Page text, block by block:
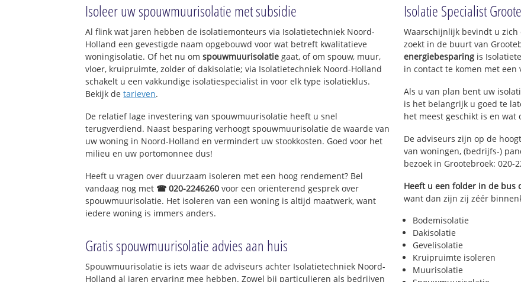
Lutjebroek
Kloosterhof en Oostersluis
Isoleer uw spouwmuurisolatie met subsidie
Al flink wat jaren hebben de isolatiemonteurs via Isolatietechniek Noord-
Holland een gevestigde naam opgebouwd voor wat betreft kwalitatieve
woningisolatie. Of het nu omspouwmuurisolatie gaat, of om spouw, muur,
vloer, kruipruimte, zolder of dakisolatie; via Isolatietechniek Noord-Holland
schakelt u een vakkundige isolatiespecialist in voor elk type isolatieklus.
Bekijk detarieven.
De relatief lage investering van spouwmuurisolatie heeft u snel
terugverdiend. Naast besparing verhoogt spouwmuurisolatie de waarde van
uw woning in Noord-Holland en vermindert uw stookkosten. Goed voor het
milieu en uw portomonnee dus!
Heeft u vragen over duurzaam isoleren met een hoog rendement? Bel
vandaag nog met ☎ 020-2246260 voor een oriënterend gesprek over
spouwmuurisolatie. Het isoleren van een woning is altijd maatwerk, want
iedere woning is immers anders.
Gratis spouwmuurisolatie advies aan huis
Spouwmuurisolatie is iets waar de adviseurs achter Isolatietechniek Noord-
Holland al jaren ervaring mee hebben. Zowel bij particulieren als bedrijven
Isolatie Specialist
Waarschijnlijk bevindt u
zoekt in de buurt van
energiebesparing is
in contact te komen met
Als u van plan bent uw
is het belangrijk u goed te
het meest geschikt is en
De adviseurs zijn op de
van woningen, (bedrijfs-)
bezoek in Grootebroek: 020-
Heeft u een folder in de bus
want dan zijn zij zéér
Bodemisolatie
Dakisolatie
Gevelisolatie
Kruipruimte isoleren
Muurisolatie